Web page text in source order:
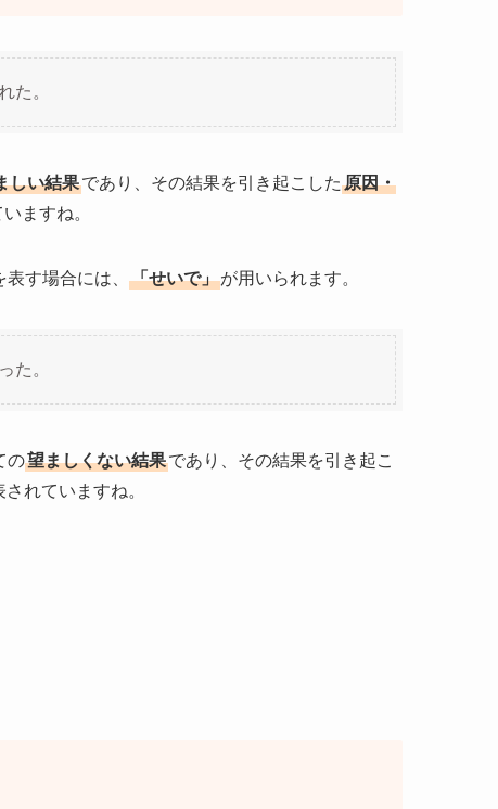
た。
しい結果であり、その結果を引き起こした 原因・
ますね。
す場合には、 「せいで」が用いられます。
た。
の望ましくない結果であり、その結果を引き起こ
れていますね。